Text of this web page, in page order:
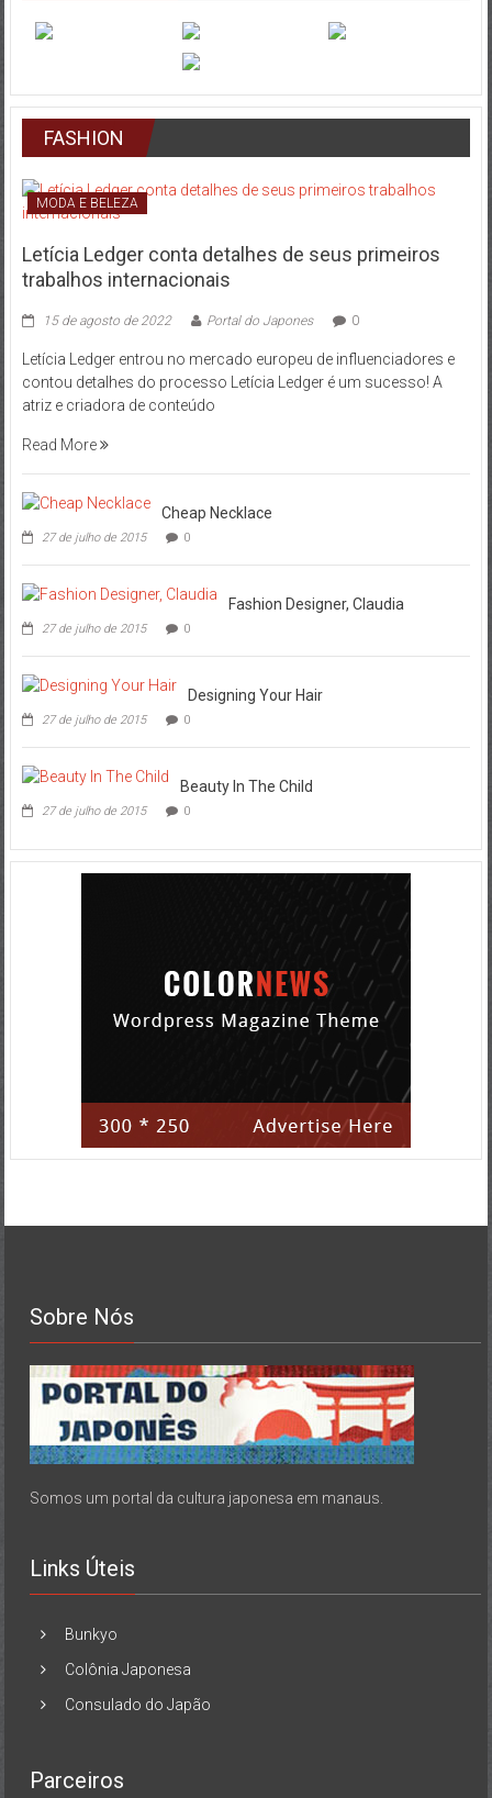
FASHION
MODA E BELEZA
Letícia Ledger conta detalhes de seus primeiros
trabalhos internacionais
15 de agosto de 2022 Portal do Japones 0
Letícia Ledger entrou no mercado europeu de influenciadores e
contou detalhes do processo Letícia Ledger é um sucesso! A
atriz e criadora de conteúdo
Read More
Cheap Necklace
27 de julho de 2015 0
Fashion Designer, Claudia
27 de julho de 2015 0
Designing Your Hair
27 de julho de 2015 0
Beauty In The Child
27 de julho de 2015 0
Sobre Nós
Somos um portal da cultura japonesa em manaus.
Links Úteis
Bunkyo
Colônia Japonesa
Consulado do Japão
Parceiros